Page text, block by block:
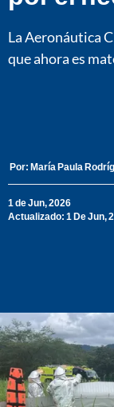
La Aeronáutica
que ahora es
Por: María Paula
1 de Jun, 2026
Actualizado: 1 De Jun,